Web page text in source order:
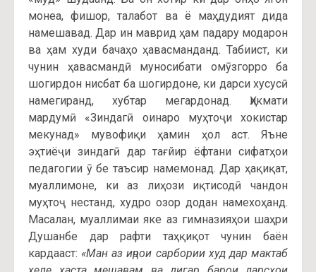
монеа, фишор, талабот ва ё маҳдудият дида
намешавад. Дар ин маврид ҳам падару модарон
ва ҳам худи бачаҳо ҳавасманданд. Табиист, ки
чунин ҳавасмандӣ муносибати омӯзгорро ба
шогирдон нисбат ба шогирдоне, ки дарси хусусӣ
намегиранд, хубтар мегардонад. Ҳикмати
мардумӣ «Зиндагӣ оинаро муҳтоҷи хокистар
мекунад» мувофиқи ҳамин ҳол аст. Яъне
эҳтиёҷи зиндагӣ дар тағйир ёфтани сифатҳои
педагогии ӯ бе таъсир намемонад. Дар ҳақиқат,
муаллимоне, ки аз лиҳози иқтисодӣ чандон
муҳтоҷ нестанд, худро озор додан намехоҳанд.
Масалан, муаллимаи яке аз гимназияҳои шаҳри
Душанбе дар рафти таҳқиқот чунин баён
кардааст: «Ман аз иҷрои сарбории худ дар мактаб